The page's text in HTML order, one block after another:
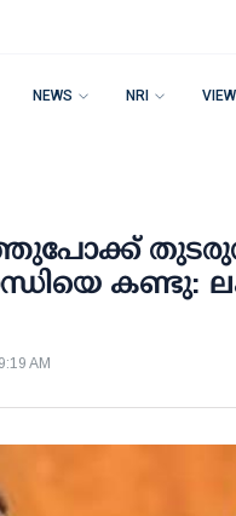
NEWS NRI
കണ്ടു:
AM